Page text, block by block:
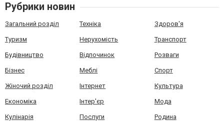
Рубрики новин
Загальний розділ Техніка Здоров'я
Туризм Нерухомість Транспорт
Будівництво Відпочинок Розваги
Бізнес Меблі Спорт
Жіночий розділ Інтернет Культура
Економіка Інтер'єр Мода
Кулінарія Послуги Родина